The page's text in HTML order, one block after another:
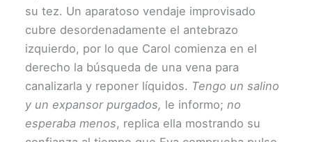
su tez. Un aparatoso vendaje improvisado
cubre desordenadamente el antebrazo
izquierdo, por lo que Carol comienza en el
derecho la búsqueda de una vena para
canalizarla y reponer líquidos. Tengo un salino
y un expansor purgados, le informo;no
esperaba menos, replica ella mostrando su